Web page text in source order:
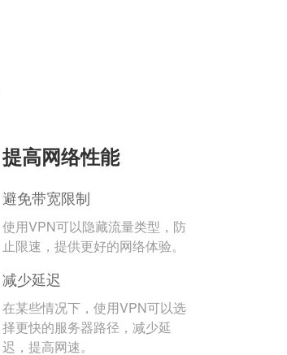
提高网络性能
避免带宽限制
使用VPN可以隐藏流量类型，防
止限速，提供更好的网络体验。
减少延迟
在某些情况下，使用VPN可以选
择更快的服务器路径，减少延
迟，提高网速。